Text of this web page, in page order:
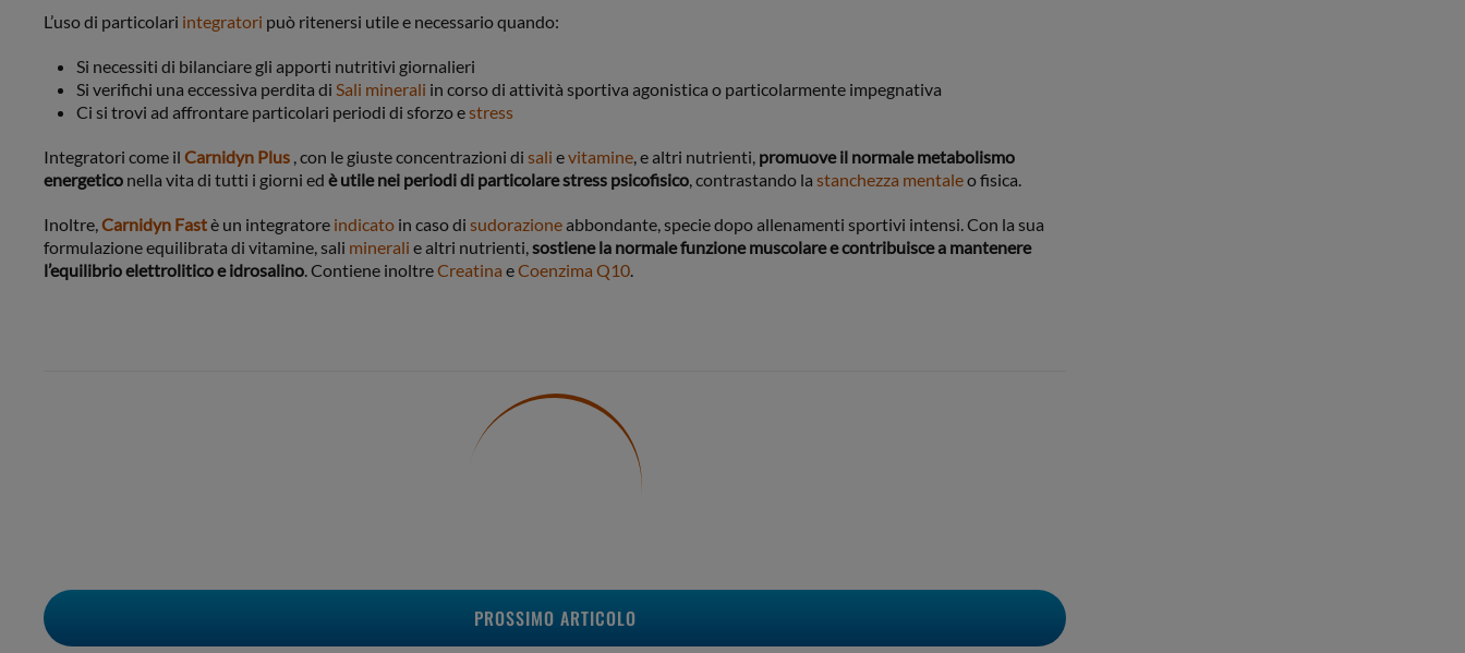
L’uso di particolari integratori può ritenersi utile e necessario quando:
Si necessiti di bilanciare gli apporti nutritivi giornalieri
Si verifichi una eccessiva perdita di Sali minerali in corso di attività sportiva agonistica o particolarmente impegnativa
Ci si trovi ad affrontare particolari periodi di sforzo estress
Integratori come il Carnidyn Plus , con le giuste concentrazioni di sali evitamine, e altri nutrienti, promuove il normale metabolismo
energetico nella vita di tutti i giorni ed è utile nei periodi di particolare stress psicofisico, contrastando la stanchezza mentaleo fisica.
Inoltre,Carnidyn Fastè un integratore indicato in caso di sudorazioneabbondante, specie dopo allenamenti sportivi intensi. Con la sua
formulazione equilibrata di vitamine, sali minerali e altri nutrienti,sostiene la normale funzione muscolare e contribuisce a mantenere
l’equilibrio elettrolitico e idrosalino. Contiene inoltreCreatina eCoenzima Q10.
PROSSIMO ARTICOLO